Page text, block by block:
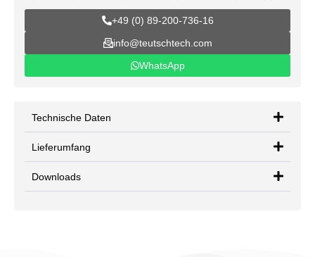
Technische Daten
Lieferumfang
Downloads
+49 (0) 89-200-736-16
info@teutschtech.com
WhatsApp